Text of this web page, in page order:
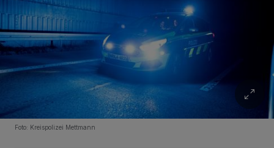
Foto: Kreispolizei Mettmann